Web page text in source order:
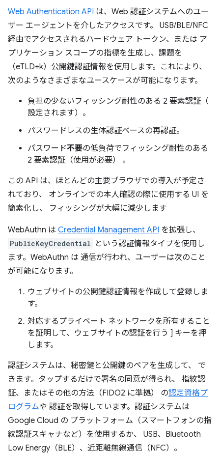
Web Authentication API は、Web 認証システムへのユー
ザー エージェントを介したアクセスです。 USB/BLE/NFC
経由でアクセスされるハードウェア トークン、または ア
プリケーション スコープの指標を生成し、課題を
（eTLD+k）公開鍵認証情報を使用します。これにより、
次のようなさまざまなユースケースが可能になります。
負担の少ないフィッシング耐性のある 2 要素認証（
設定されます）。
パスワードレスの生体認証ベースの再認証。
パスワード不要の低負荷でフィッシング耐性のある
2 要素認証（使用が必要） 。
この API は、ほとんどの主要ブラウザでの導入が予定さ
れており、 オンラインでの本人確認の際に使用する UI を
簡素化し、 フィッシングが大幅に減少します
WebAuthn は Credential Management API を拡張し、
PublicKeyCredential
という認証情報タイプを使用し
ます。WebAuthn は 通信が行われ、ユーザーは次のこと
が可能になります。
ウェブサイトの公開鍵認証情報を作成して登録しま
す。
対応するプライベート ネットワークを所有すること
を証明して、ウェブサイトの認証を行う ] キーを押
します。
認証システムは、秘密鍵と公開鍵のペアを生成して、 で
きます。タップするだけで署名の同意が得られ、 指紋認
証、またはその他の方法（FIDO2 に準拠） の認定資格プ
ログラムや 認証を取得しています。認証システムは
Google Cloud の プラットフォーム（スマートフォンの指
紋認証スキャナなど）を使用するか、 USB、Bluetooth
Low Energy（BLE）、近距離無線通信（NFC）。